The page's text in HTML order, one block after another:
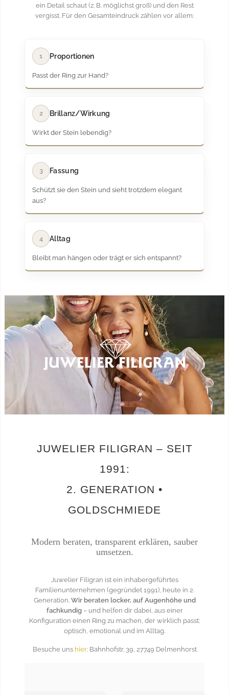
ein Detail schaut (z. B. möglichst groß) und den Rest
vergisst. Für den Gesamteindruck zählen vor allem:
1 Proportionen
Passt der Ring zur Hand?
2 Brillanz/Wirkung
Wirkt der Stein lebendig?
3 Fassung
Schützt sie den Stein und sieht trotzdem elegant
aus?
4 Alltag
Bleibt man hängen oder trägt er sich entspannt?
JUWELIER FILIGRAN – SEIT
1991:
2. GENERATION •
GOLDSCHMIEDE
Modern beraten, transparent erklären, sauber
umsetzen.
Juwelier Filigran ist ein inhabergeführtes
Familienunternehmen (gegründet 1991), heute in 2.
Generation. Wir beraten locker, auf Augenhöhe und
fachkundig– und helfen dir dabei, aus einer
Konfiguration einen Ring zu machen, der wirklich passt:
optisch, emotional und im Alltag.
Besuche uns hier: Bahnhofstr. 39, 27749 Delmenhorst